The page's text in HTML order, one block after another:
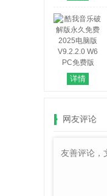
V9.2.29 最新
免费版
酷我音乐破解
版永久免费
PC免费版
详情
网友评论